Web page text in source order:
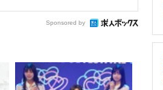
Sponsored by